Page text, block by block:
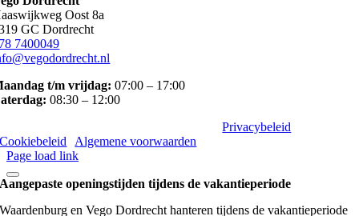
Oost 8a
GC Dordrecht
7400049
t/m vrijdag:07:00 – 17:00
08:30 – 12:00
2026 Vego | Alle rechten voorbehouden |Privacybeleid
Cookiebeleid
Algemene voorwaarden
Page load link
Aangepaste openingstijden tijdens de vakantieperiode
Waardenburg en Vego Dordrecht hanteren tijdens de vakantieperiode